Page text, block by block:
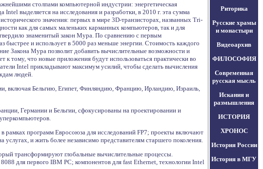
столпами компьютерной индустрии: энергетическая
выделяется на исследования и разработки, в 2010 г. эта сумма
значения: первых в мире 3D-транзисторах, названных Tri-
как для самых маленьких карманных компьютеров, так и для
знаменитый закон Мура. По сравнению с первым
и использует в 5000 раз меньше энергии. Стоимость каждого
Закона Мура позволит добавить вычислительные возможности и
тому, что новые приложения будут использоваться практически во
Intel прикладывают максимум усилий, чтобы сделать вычисления
людей.
включая Бельгию, Египет, Финляндию, Францию, Ирландию, Израиль,
Германии и Бельгии, сфокусированы на проектировании и
рамках программ Евросоюза для исследований FP7; проекты включают
и жить более независимо представителям старшего поколения.
трансформируют глобальные вычислительные процессы.
для первого IBM PC; компонентов для fast Ethernet, технологии Intel
Риторика
Русские храмы
и монастыри
Видеоархив
ФИЛОСОФИЯ
Современная
русская мысль
Искания и
размышления
ИСТОРИЯ
ХРОНОС
История России
История в МГУ